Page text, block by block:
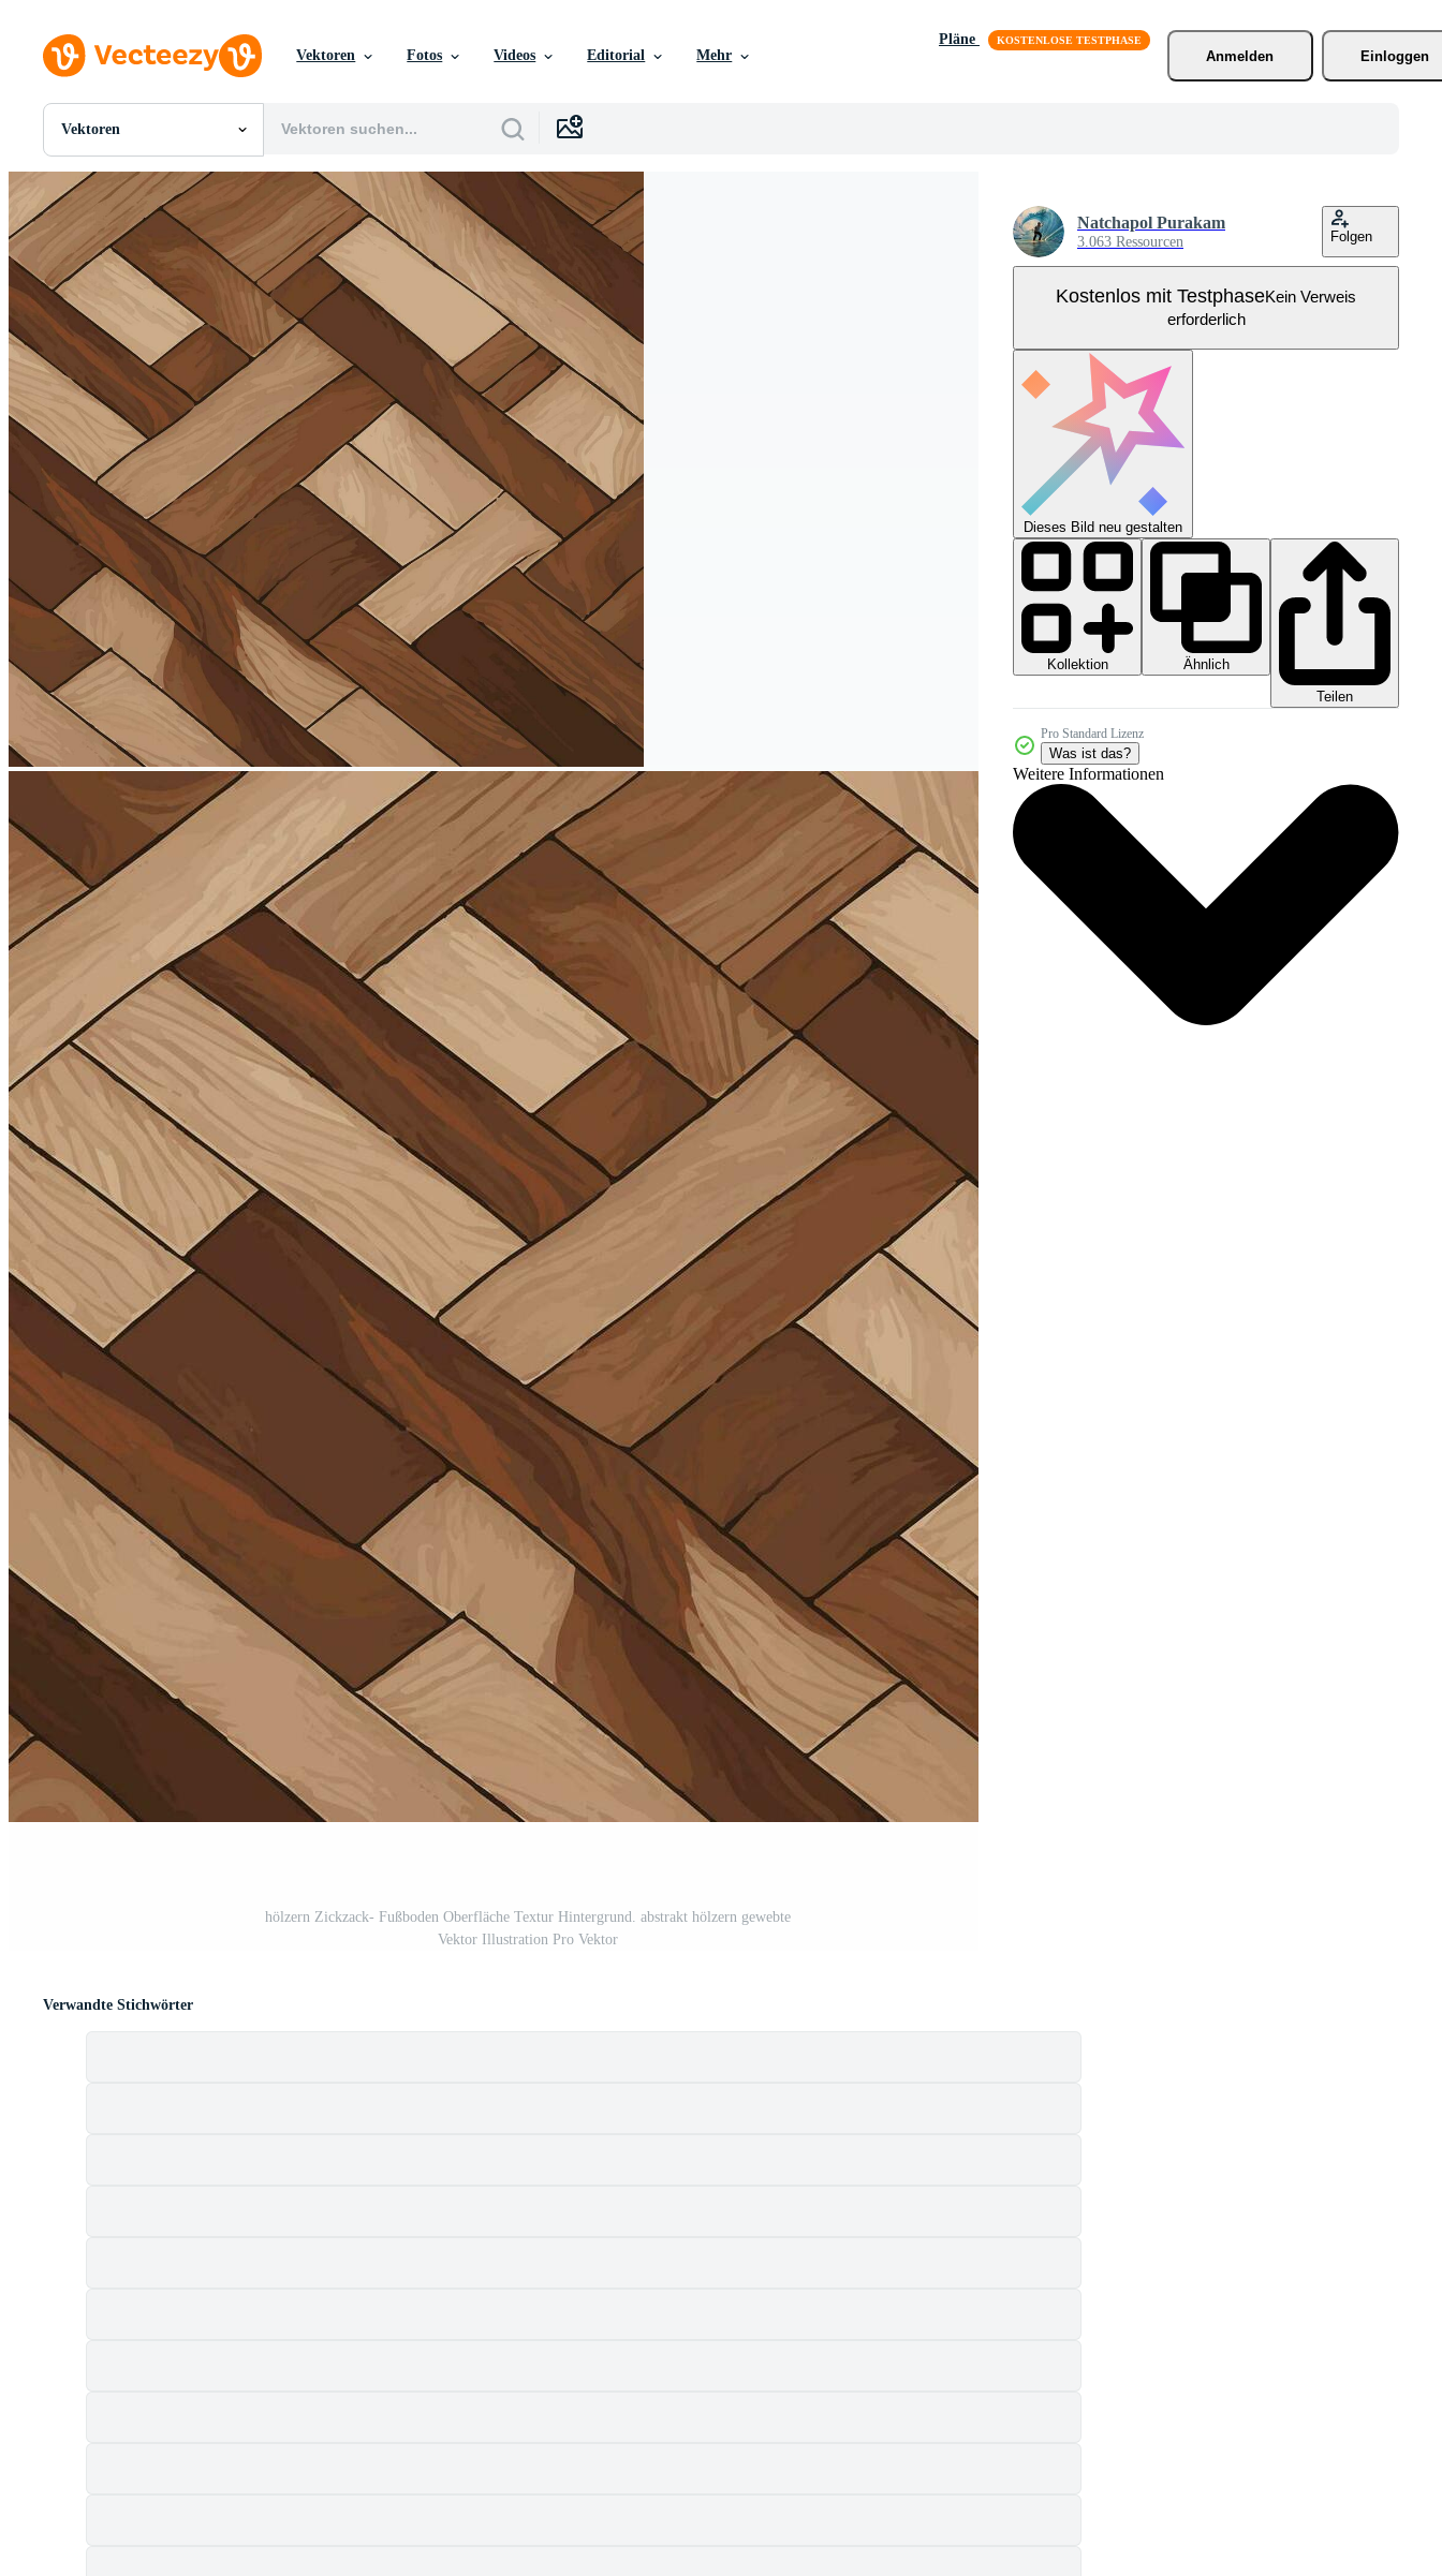
Vektoren Fotos Videos Editorial Mehr
Pläne
Anmelden
Einloggen
Vektoren
Alle Bilder
Fotos
PNGs
PSDs
SVGs
Vorlagen
Vektoren
Motion Graphics
Redaktionelle Bilder
Redaktionelle Ereignisse
hölzern Zickzack- Fußboden Oberfläche Textur Hintergrund. abstrakt hölzern gewebte
Vektor Illustration Pro Vektor
Natchapol Purakam
3.063 Ressourcen Folgen
Kostenlos mit TestphaseKein Verweis
erforderlich
Dieses Bild neu gestalten
Kollektion
Ähnlich
Teilen
Pro Standard Lizenz
Was ist das?
Weitere Informationen
Verwandte Stichwörter